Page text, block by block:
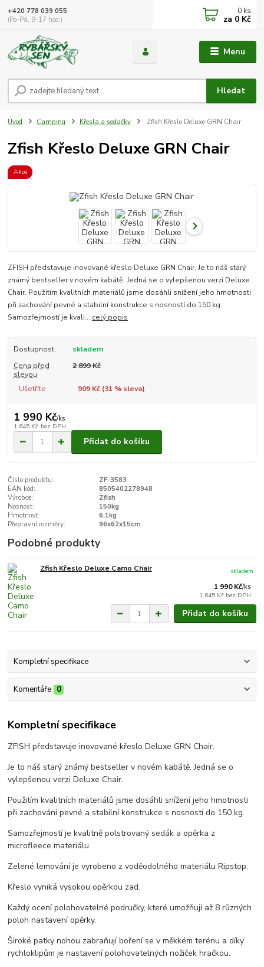
Menu
Hledat
+420 778 039 055
(Po-Pá, 9-17 hod.)
0 ks
za 0 Kč
Úvod Camping Křesla a sedačky Zfish Křeslo Deluxe GRN Chair
Zfish Křeslo Deluxe GRN Chair
Akce
ZFISH představuje inovované křeslo Deluxe GRN Chair. Je to náš starý
známý bestseller v novém kabátě. Jedná se o vylepšenou verzi Deluxe
Chair. Použitím kvalitních materiálů jsme dosáhli snížení jeho hmotnosti
při zachování pevné a stabilní konstrukce s nosností do 150 kg.
Samozřejmostí je kvali... celý popis
Dostupnost
skladem
Cena před
slevou
2 899 Kč
Ušetříte 909 Kč (31 % sleva)
1 990 Kč/ks
1 645 Kč bez DPH
Přidat do košíku
Číslo produktu:
ZF-3583
EAN kód:
8505402278948
Výrobce:
Zfish
Nosnost:
150kg
Hmotnost:
6,1kg
Přepravní rozměry:
96x62x15cm
Podobné produkty
Zfish Křeslo Deluxe Camo Chair
1 990 Kč/ks
1 645 Kč bez DPH
skladem
Přidat do košíku
Kompletní specifikace
Komentáře 0
Kompletní specifikace
ZFISH představuje inovované křeslo Deluxe GRN Chair.
Je to náš starý známý bestseller v novém kabátě. Jedná se o
vylepšenou verzi Deluxe Chair.
Použitím kvalitních materiálů jsme dosáhli snížení jeho hmotnosti
při zachování pevné a stabilní konstrukce s nosností do 150 kg.
Samozřejmostí je kvalitně polstrovaný sedák a opěrka z
microfleece materiálu.
Zelené lemování je vyrobeno z voděodolného materiálu Ripstop.
Křeslo vyniká vysokou opěrkou zad.
Každý ocení polohovatelné područky, které umožňují až 8 různých
poloh nastavení opěrky.
Široké patky nohou zabraňují boření se v měkkém terénu a díky
rychloklipům je nastavení polohovatelných nožiček hračkou.